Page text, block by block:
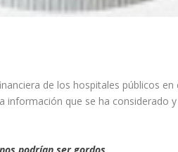
de los hospitales públicos
información que se ha considerado
podrían ser gordos